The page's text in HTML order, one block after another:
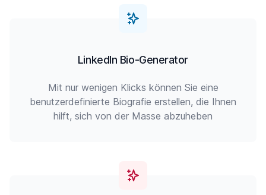
LinkedIn Bio-Generator
Mit nur wenigen Klicks können Sie eine
benutzerdefinierte Biografie erstellen, die Ihnen
hilft, sich von der Masse abzuheben